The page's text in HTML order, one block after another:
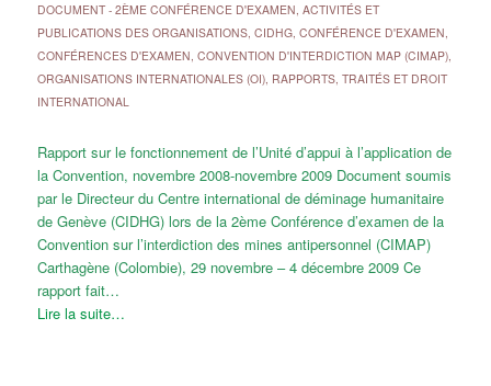
DOCUMENT- 2ÈME CONFÉRENCE D'EXAMEN, ACTIVITÉS ET
PUBLICATIONS DES ORGANISATIONS, CIDHG, CONFÉRENCE D'EXAMEN,
CONFÉRENCES D'EXAMEN, CONVENTION D'INTERDICTION MAP (CIMAP),
ORGANISATIONS INTERNATIONALES (OI), RAPPORTS, TRAITÉS ET DROIT
INTERNATIONAL
Rapport sur le fonctionnement de l’Unité d’appui à l’application de
la Convention, novembre 2008-novembre 2009 Document soumis
par le Directeur du Centre international de déminage humanitaire
de Genève (CIDHG) lors de la 2ème Conférence d’examen de la
Convention sur l’interdiction des mines antipersonnel (CIMAP)
Carthagène (Colombie), 29 novembre – 4 décembre 2009 Ce
rapport fait…
Lire la suite…